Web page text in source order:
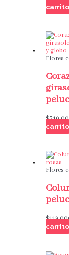
carrito
Flores
$
carrito
Flores
$
carrito